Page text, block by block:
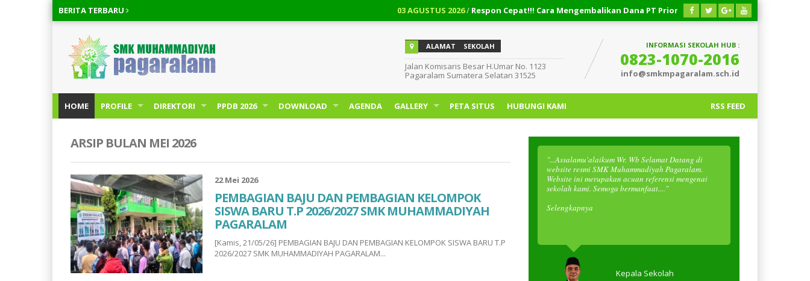
BERITA TERBARU 03 AGUSTUS 2026/Respon Cepat!!! Cara Mengembalikan Dana PT Priority Valasindo Remittance
ALAMAT SEKOLAH
Jalan Komisaris Besar H.Umar No. 1123
Pagaralam Sumatera Selatan 31525
INFORMASI SEKOLAH HUB :
0823-1070-2016
info@smkmpagaralam.sch.id
HOME PROFILE DIREKTORI PPDB 2026 DOWNLOAD AGENDA GALLERY PETA SITUS HUBUNGI KAMI RSS FEED
ARSIP BULAN MEI 2026
22 Mei 2026
PEMBAGIAN BAJU DAN PEMBAGIAN KELOMPOK
SISWA BARU T.P 2026/2027 SMK MUHAMMADIYAH
PAGARALAM
[Kamis, 21/05/26] PEMBAGIAN BAJU DAN PEMBAGIAN KELOMPOK SISWA BARU T.P
2026/2027 SMK MUHAMMADIYAH PAGARALAM...
"...Assalamu'alaikum Wr. Wb Selamat Datang di
website resmi SMK Muhammadiyah Pagaralam.
Website ini merupakan acuan referensi mengenai
sekolah kami. Semoga bermanfaat...."
Selengkapnya
Kepala Sekolah